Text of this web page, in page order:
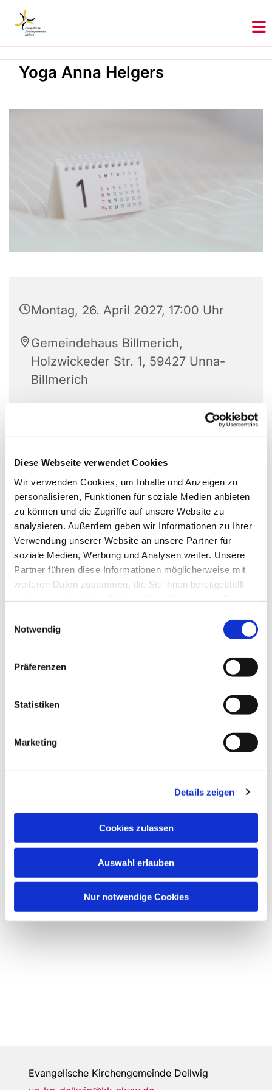
Diese Webseite verwendet Cookies
Wir verwenden Cookies, um Inhalte und Anzeigen zu
personalisieren, Funktionen für soziale Medien anbieten
zu können und die Zugriffe auf unsere Website zu
analysieren. Außerdem geben wir Informationen zu Ihrer
Verwendung unserer Website an unsere Partner für
soziale Medien, Werbung und Analysen weiter. Unsere
Partner führen diese Informationen möglicherweise mit
weiteren Daten zusammen, die Sie ihnen bereitgestellt
Notwendig
Präferenzen
Statistiken
Marketing
Details zeigen
Cookies zulassen
Auswahl erlauben
Nur notwendige Cookies
Yoga Anna Helgers
Montag, 26. April 2027, 17:00 Uhr
Gemeindehaus Billmerich,
Holzwickeder Str. 1, 59427 Unna-
Billmerich
Evangelische Kirchengemeinde Dellwig